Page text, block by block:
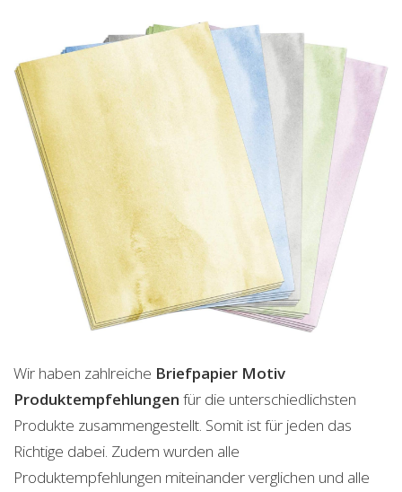
Wir haben zahlreiche Briefpapier Motiv
Produktempfehlungen für die unterschiedlichsten
Produkte zusammengestellt. Somit ist für jeden das
Richtige dabei. Zudem wurden alle
Produktempfehlungen miteinander verglichen und alle